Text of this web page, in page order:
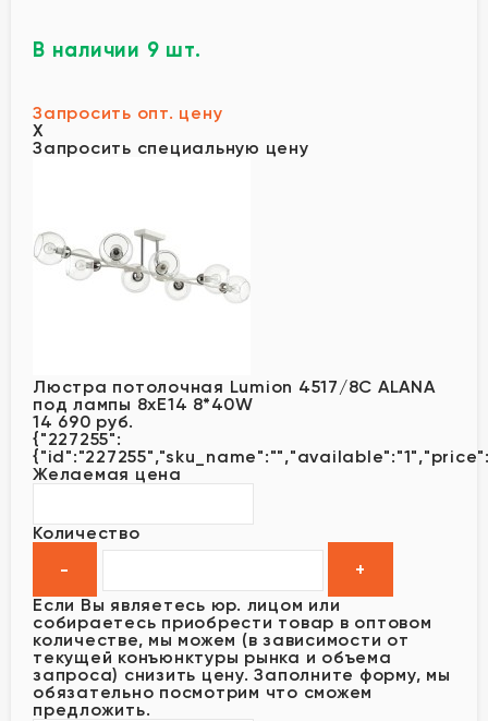
В наличии 9 шт.
Запросить опт. цену
X
Запросить специальную цену
Люстра потолочная Lumion 4517/8C ALANA
под лампы 8xE14 8*40W
14 690 руб.
{"227255":
Желаемая цена
Количество
Если Вы являетесь юр. лицом или
собираетесь приобрести товар в оптовом
количестве, мы можем (в зависимости от
текущей конъюнктуры рынка и объема
запроса) снизить цену. Заполните форму, мы
обязательно посмотрим что сможем
предложить.